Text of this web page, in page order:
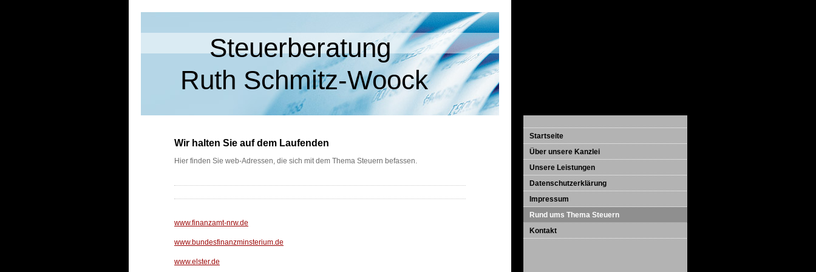
Steuerberatung
Ruth Schmitz-Woock
Wir halten Sie auf dem Laufenden
Hier finden Sie web-Adressen, die sich mit dem Thema Steuern befassen.
www.finanzamt-nrw.de
www.bundesfinanzminsterium.de
www.elster.de
Startseite
Über unsere Kanzlei
Unsere Leistungen
Datenschutzerklärung
Impressum
Rund ums Thema Steuern
Kontakt